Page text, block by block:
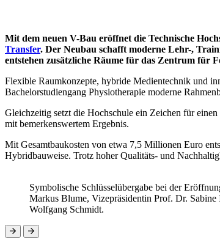
Mit dem neuen V-Bau eröffnet die Technische
Transfer. Der Neubau schafft moderne Lehr-,
entstehen zusätzliche Räume für das Zentrum für
Flexible Raumkonzepte, hybride Medientechnik und
Bachelorstudiengang Physiotherapie moderne
Gleichzeitig setzt die Hochschule ein Zeichen für
mit bemerkenswertem Ergebnis.
Mit Gesamtbaukosten von etwa 7,5 Millionen Euro
Hybridbauweise. Trotz hoher Qualitäts- und
Symbolische Schlüsselübergabe bei der
Markus Blume, Vizepräsidentin Prof. Dr.
Wolfgang Schmidt.